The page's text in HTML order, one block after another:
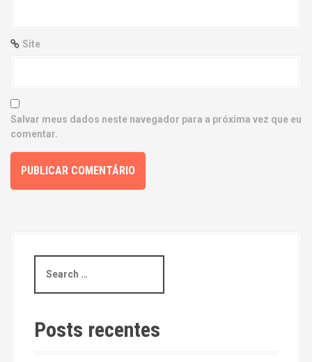
Site
Salvar meus dados neste navegador para a próxima vez que eu
comentar.
a
c
h
Posts recentes